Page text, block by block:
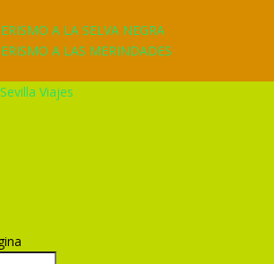
A LA SELVA NEGRA
A LAS MERINDADES